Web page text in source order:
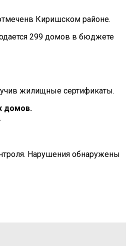
Киришском районе.
жилищные сертификаты.
домов.
Нарушения обнаружены